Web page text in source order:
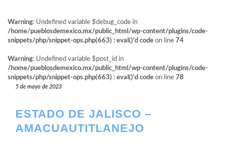
Warning: Undefined variable $debug_code in
/home/pueblosdemexico.mx/public_html/wp-content/plugins/code-
snippets/php/snippet-ops.php(663) : eval()'d code on line 74
Warning: Undefined variable $post_id in
/home/pueblosdemexico.mx/public_html/wp-content/plugins/code-
snippets/php/snippet-ops.php(663) : eval()'d code on line 78
5 de mayo de 2023
ESTADO DE JALISCO –
AMACUAUTITLANEJO